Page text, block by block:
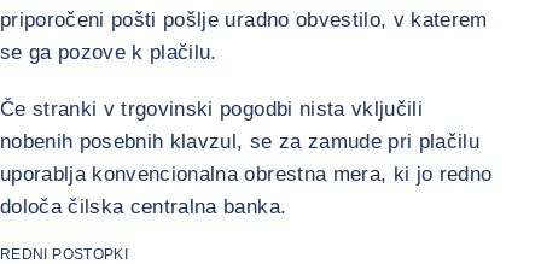
priporočeni pošti pošlje uradno obvestilo, v katerem
se ga pozove k plačilu.
Če stranki v trgovinski pogodbi nista vključili
nobenih posebnih klavzul, se za zamude pri plačilu
uporablja konvencionalna obrestna mera, ki jo redno
določa čilska centralna banka.
REDNI POSTOPKI